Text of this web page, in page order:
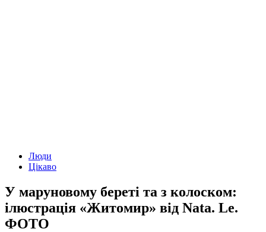
Люди
Цікаво
У маруновому береті та з колоском:
ілюстрація «Житомир» від Nata. Le.
ФОТО